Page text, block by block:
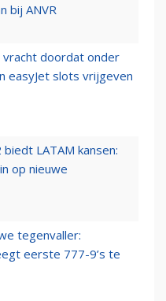
bij ANVR
doordat onder
easyJet slots vrijgeven
LATAM kansen:
op nieuwe
tegenvaller:
eerste 777-9’s te